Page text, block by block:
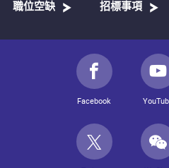
職位空缺 招標事項
Facebook